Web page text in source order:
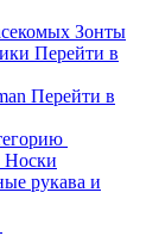
Зонты
Перейти в
Перейти в
Носки
рукава и